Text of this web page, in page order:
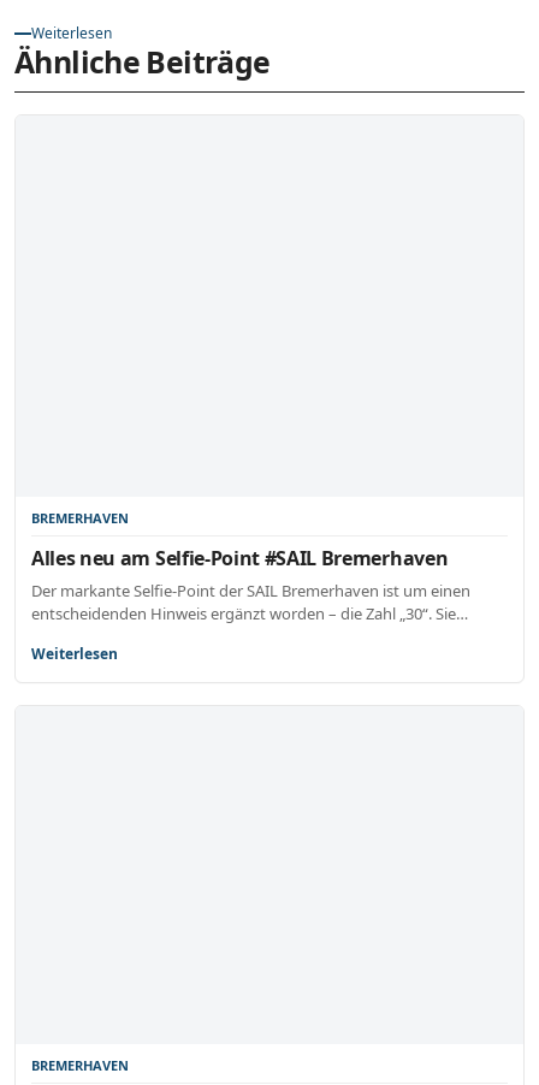
Weiterlesen
Ähnliche Beiträge
BREMERHAVEN
Alles neu am Selfie-Point #SAIL Bremerhaven
Der markante Selfie-Point der SAIL Bremerhaven ist um einen
entscheidenden Hinweis ergänzt worden – die Zahl „30“. Sie…
Weiterlesen
BREMERHAVEN